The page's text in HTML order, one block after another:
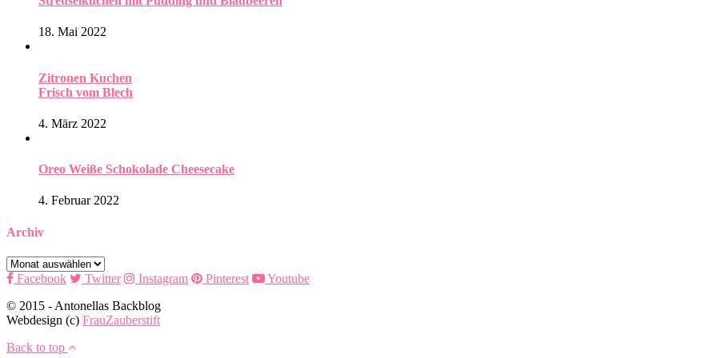
18. Mai 2022
Zitronen Kuchen
Frisch vom Blech
4. März 2022
Oreo Weiße Schokolade Cheesecake
4. Februar 2022
Archiv
Archiv
Facebook
Twitter Instagram Pinterest
Youtube
© 2015 - Antonellas Backblog
Webdesign (c) FrauZauberstift
Back to top